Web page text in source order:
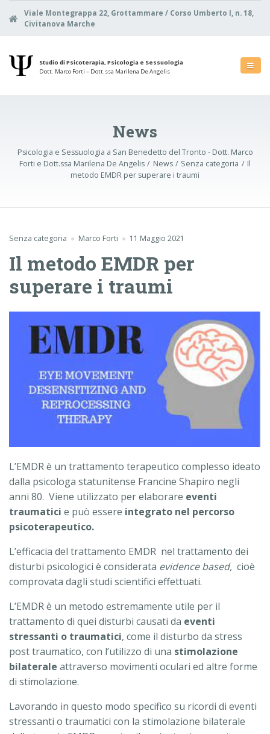
Viale Montegrappa 22, Grottammare / Corso Umberto I, n. 18,
Civitanova Marche
Studio di Psicoterapia, Psicologia e Sessuologia
Dott. Marco Forti – Dott.ssa Marilena De Angelis
News
Psicologia e Sessuologia a San Benedetto del Tronto - Dott. Marco
Forti e Dott.ssa Marilena De Angelis
News Senza categoria
Il
metodo EMDR per superare i traumi
Senza categoria Marco Forti 11 Maggio 2021
Il metodo EMDR per
superare i traumi
L’EMDR è un trattamento terapeutico complesso ideato
dalla psicologa statunitense Francine Shapiro negli
anni 80. Viene utilizzato per elaborare eventi
traumatici e può essere integrato nel percorso
psicoterapeutico.
L’efficacia del trattamento EMDR nel trattamento dei
disturbi psicologici è considerata evidence based, cioè
comprovata dagli studi scientifici effettuati.
L’EMDR è un metodo estremamente utile per il
trattamento di quei disturbi causati da eventi
stressanti o traumatici, come il disturbo da stress
post traumatico, con l’utilizzo di una stimolazione
bilaterale attraverso movimenti oculari ed altre forme
di stimolazione.
Lavorando in questo modo specifico su ricordi di eventi
stressanti o traumatici con la stimolazione bilaterale